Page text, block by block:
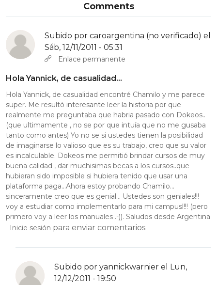
Comments
Subido por caroargentina (no verificado) el
Sáb, 12/11/2011 - 05:31
Enlace permanente
Hola Yannick, de casualidad…
Hola Yannick, de casualidad encontré Chamilo y me parece
super. Me resultò interesante leer la historia por que
realmente me preguntaba que habria pasado con Dokeos..
(que ultimamente , no se por que intuía que no me gusaba
tanto como antes) Yo no se si ustedes tienen la posibilidad
de imaginarse lo valioso que es su trabajo, creo que su valor
es incalculable. Dokeos me permitió brindar cursos de muy
buena calidad , dar muchisimas becas a los cursos..que
hubieran sido imposible si hubiera tenido que usar una
plataforma paga…Ahora estoy probando Chamilo…
sinceramente creo que es genial… Ustedes son geniales!!!
voy a estudiar como implementarlo para mi campusl!!! (pero
primero voy a leer los manuales .-)). Saludos desde Argentina
Inicie sesión para enviar comentarios
Subido por yannickwarnier el Lun,
12/12/2011 - 19:50